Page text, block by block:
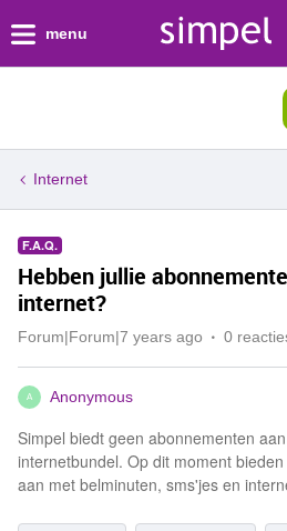
menu
Internet
F.A.Q.
Hebben jullie
internet?
Forum|Forum|7 years ago 0
A Anonymous
Simpel biedt geen abonnementen
internetbundel. Op dit moment
aan met belminuten, sms'jes en